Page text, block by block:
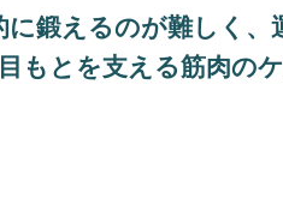
に鍛えるのが難しく、
もとを支える筋肉の